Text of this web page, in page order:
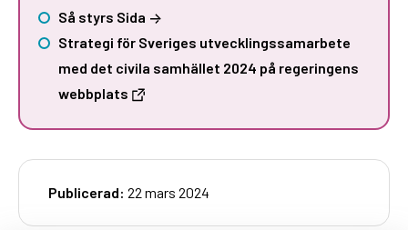
Så styrs Sida
Strategi för Sveriges utvecklingssamarbete
med det civila samhället 2024 på regeringens
webbplats
Publicerad: 22 mars 2024